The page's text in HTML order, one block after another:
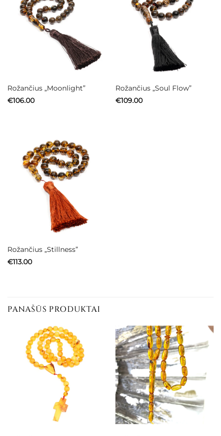
Rožančius „Moonlight”
€106.00
Rožančius „Soul Flow”
€109.00
Rožančius „Stillness”
€113.00
PANAŠŪS PRODUKTAI